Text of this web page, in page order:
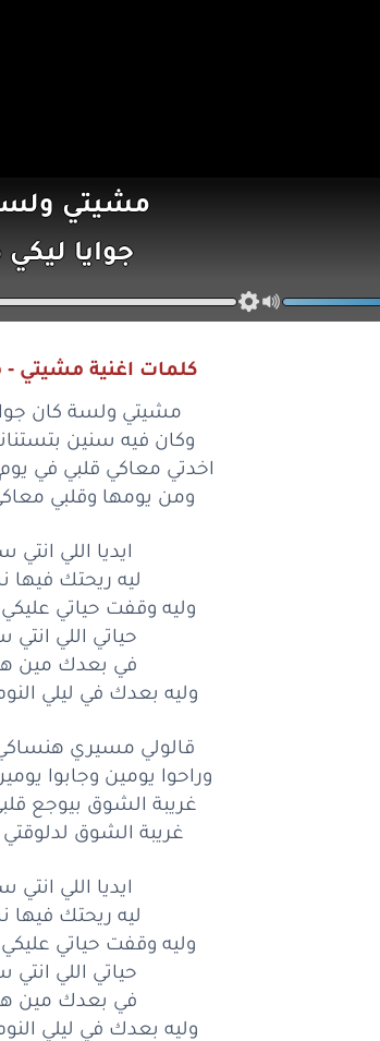
مشيتي
جوايا ليكي
وكانفيه
معاكي
في يومما
ومنيومها
معاكي
ايدياالليانتي
ريحتك
وليهوقفت
حياتياللي
في بعدكمين
وليه بعدك
النومما
ايديااللي انتي
ليه ريحتك
كلمات اغنية مشيتي
مشيتي ولسة كان
وكان فيه سنين
اخدتي معاكي قلبي في
ومن يومها وقلبي
ايديا اللي انتي
ليه ريحتك فيها
وليه وقفت حياتي
حياتي اللي انتي
في بعدك مين
وليه بعدك في ليلي
قالولي مسيري
وراحوا يومين وجابوا
غريبة الشوق بيوجع
غريبة الشوق
ايديا اللي انتي
ليه ريحتك فيها
وليه وقفت حياتي
حياتي اللي انتي
في بعدك مين
وليه بعدك في ليلي